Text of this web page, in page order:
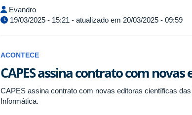
Evandro
19/03/2025 - 15:21 - atualizado em 20/03/2025 - 09:59
ACONTECE
CAPES assina contrato com
CAPES assina contrato com novas editoras científicas
Informática.